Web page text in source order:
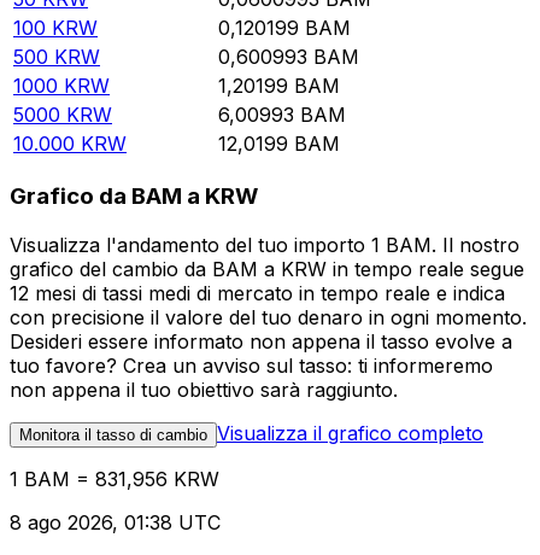
100 KRW 0,120199 BAM
500 KRW 0,600993 BAM
1000 KRW 1,20199 BAM
5000 KRW 6,00993 BAM
10.000 KRW 12,0199 BAM
Grafico da BAM a KRW
Visualizza l'andamento del tuo importo 1 BAM. Il nostro
grafico del cambio da BAM a KRW in tempo reale segue
12 mesi di tassi medi di mercato in tempo reale e indica
con precisione il valore del tuo denaro in ogni momento.
Desideri essere informato non appena il tasso evolve a
tuo favore? Crea un avviso sul tasso: ti informeremo
non appena il tuo obiettivo sarà raggiunto.
Monitora il tasso di cambio Visualizza il grafico completo
1 BAM = 831,956 KRW
8 ago 2026, 01:38 UTC